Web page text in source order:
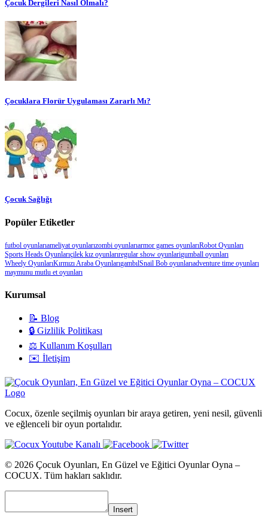
Çocuk Dergileri Nasıl Olmalı?
Çocuklara Florür Uygulaması Zararlı Mı?
Çocuk Sağlığı
Popüler Etiketler
futbol oyunlarıameliyat oyunlarızombi oyunlarıarmor games oyunlarıRobot Oyunları
Sports Heads Oyunlarıçilek kız oyunlarıregular show oyunlarigumball oyunları
Wheely OyunlarıKırmızı Araba OyunlarıgambılSnail Bob oyunlarıadventure time oyunları
maymunu mutlu et oyunları
Kurumsal
📝 Blog
🔒 Gizlilik Politikası
⚖️ Kullanım Koşulları
✉️ İletişim
Cocux, özenle seçilmiş oyunları bir araya getiren, yeni nesil, güvenli
ve eğlenceli bir oyun portalıdır.
© 2026 Çocuk Oyunları, En Güzel ve Eğitici Oyunlar Oyna –
COCUX. Tüm hakları saklıdır.
Insert